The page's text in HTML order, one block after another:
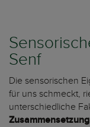
Senf
Die sensorischen
für uns schmeckt,
unterschiedliche